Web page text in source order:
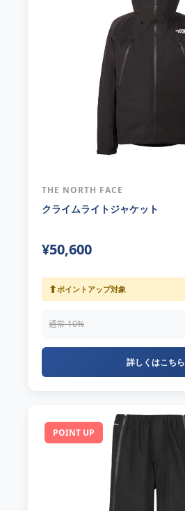
THE NORTH FACE
クライムライトジャケット
¥50,600
⬆ポイントアップ対象
通常 10%
詳しくはこちら
POINT UP